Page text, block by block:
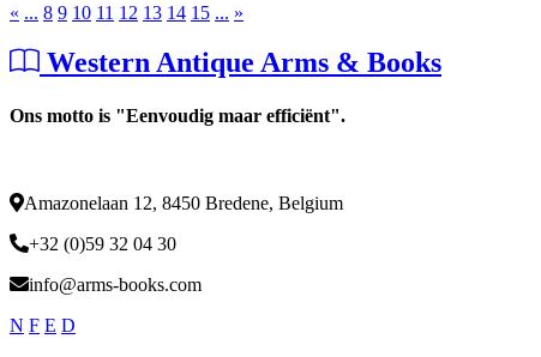
« ... 8 9 10 11 12 13 14 15 ... »
Western Antique Arms & Books
Ons motto is "Eenvoudig maar efficiënt".
Amazonelaan 12, 8450 Bredene, Belgium
+32 (0)59 32 04 30
info@arms-books.com
N F E D